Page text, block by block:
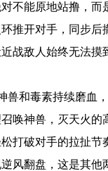
不能原地站撸，而
推开对手，同步后
战敌人始终无法摸
兽和毒素持续磨血
唤神兽，灭天火的
打破对手的拉扯节
风翻盘，这是其他